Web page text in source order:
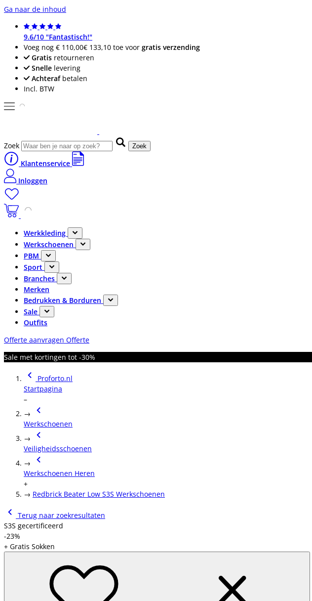
Ga naar de inhoud
9.6/10 "Fantastisch!"
Voeg nog € 110,00€ 133,10 toe voor gratis verzending
Gratis retourneren
Snelle levering
Achterafbetalen
Incl. BTW
Zoek Zoek
Klantenservice
Inloggen
Werkkleding
Werkschoenen
PBM
Sport
Branches
Merken
Bedrukken & Borduren
Sale
Outfits
Offerte aanvragen Offerte
Sale met kortingen tot -30%
Proforto.nl
Startpagina
–
→
Werkschoenen
→
Veiligheidsschoenen
→
Werkschoenen Heren
+
→ Redbrick Beater Low S3S Werkschoenen
Terug naar zoekresultaten
S3S gecertificeerd
-23%
+ Gratis Sokken